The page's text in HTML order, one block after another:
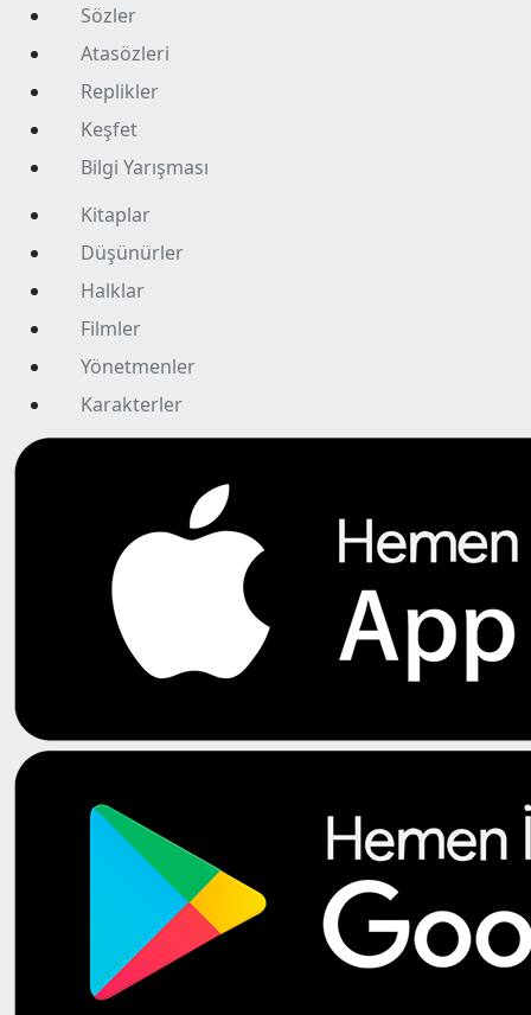
Sözler
Atasözleri
Replikler
Keşfet
Bilgi Yarışması
Kitaplar
Düşünürler
Halklar
Filmler
Yönetmenler
Karakterler